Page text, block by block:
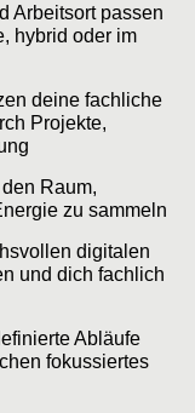
Arbeitsort passen
hybrid oder im
deine fachliche
Projekte,
Raum,
zu sammeln
digitalen
und dich fachlich
Abläufe
fokussiertes